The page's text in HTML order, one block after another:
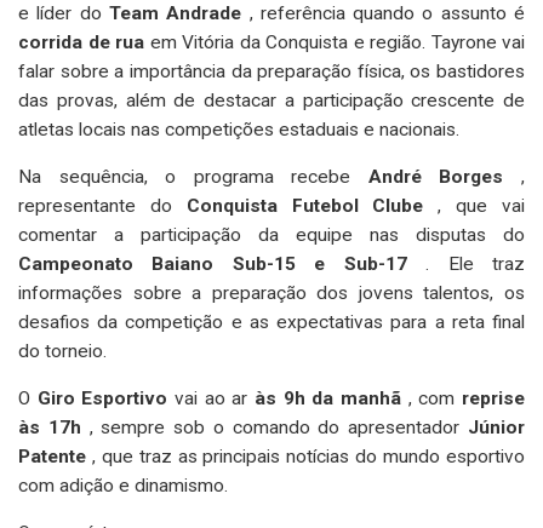
e líder do Team Andrade , referência quando o assunto é
corrida de rua em Vitória da Conquista e região. Tayrone vai
falar sobre a importância da preparação física, os bastidores
das provas, além de destacar a participação crescente de
atletas locais nas competições estaduais e nacionais.
Na sequência, o programa recebe André Borges ,
representante do Conquista Futebol Clube , que vai
comentar a participação da equipe nas disputas do
Campeonato Baiano Sub-15 e Sub-17. Ele traz
informações sobre a preparação dos jovens talentos, os
desafios da competição e as expectativas para a reta final
do torneio.
O Giro Esportivo vai ao ar às 9h da manhã , com reprise
às 17h , sempre sob o comando do apresentador Júnior
Patente , que traz as principais notícias do mundo esportivo
com adição e dinamismo.